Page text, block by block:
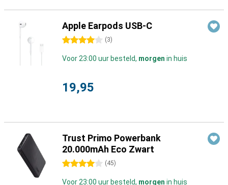
Apple Earpods USB-C
4 sterren (3)
Voor 23:00 uur besteld, morgen in huis
19,95
Trust Primo Powerbank
20.000mAh Eco Zwart
4 sterren (45)
Voor 23:00 uur besteld, morgen in huis